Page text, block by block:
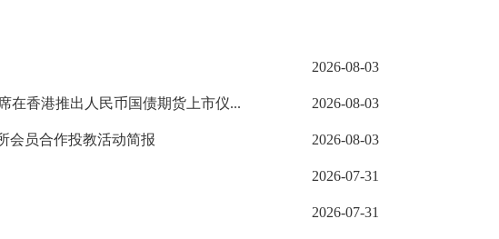
2026-08-03
香港推出人民币国债期货上市仪... 2026-08-03
会员合作投教活动简报 2026-08-03
2026-07-31
2026-07-31